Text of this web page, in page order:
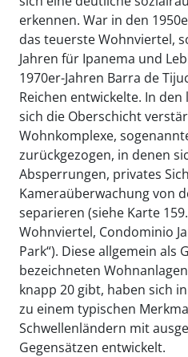
erkennen. War in den
das teuerste Wohnviertel,
Jahren für Ipanema und
1970er-Jahren Barra de
Reichen entwickelte. In
sich die Oberschicht
Wohnkomplexe,
zurückgezogen, in denen
Absperrungen, privates
Kameraüberwachung von
separieren (siehe Karte
Wohnviertel, Condominio
Park“). Diese allgemein als
bezeichneten
knapp 20 gibt, haben sich
zu einem typischen
Schwellenländern mit
Gegensätzen entwickelt.